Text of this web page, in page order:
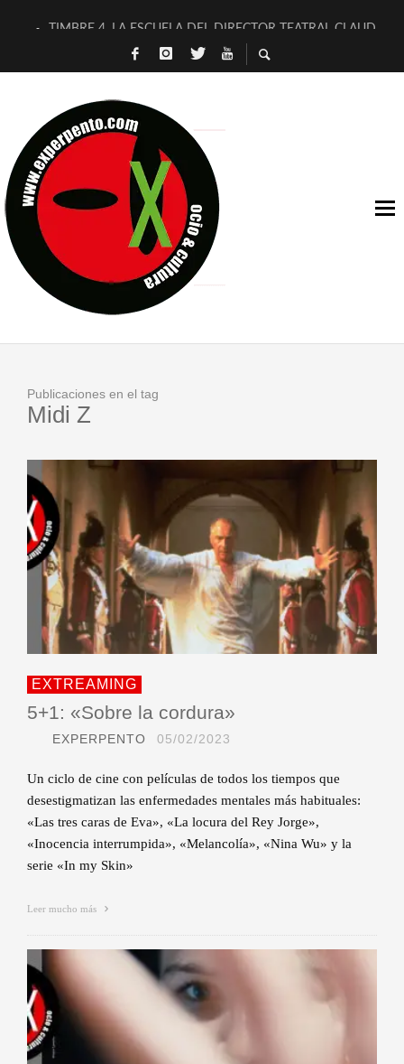
TIMBRE 4, LA ESCUELA DEL DIRECTOR TEATRAL CLAUDIO
30 AÑOS (NO ES NADA) DE LA KATARSIS DEL TOMATAZO
D’BALDOMEROS REINVENTAN [BITÁCORA 3.0] EN EXVITA
MARSHALL FLASH PRESENTA EN EXVITA [RELATIVA
JOFRE BARDAGÍ EN EXVITA INTERPRETANDO A SERRAT
YORCH PRESENTA [CURSO DE ARMONÍA PERSECUTORIA]
MAGALÍ SARE NOS EXPLICA [DESCASADA]
«NO TENGO PUTOS SUEÑOS»
Publicaciones en el tag
Midi Z
EXTREAMING
5+1: «Sobre la cordura»
EXPERPENTO 05/02/2023
Un ciclo de cine con películas de todos los tiempos que
desestigmatizan las enfermedades mentales más habituales:
«Las tres caras de Eva», «La locura del Rey Jorge»,
«Inocencia interrumpida», «Melancolía», «Nina Wu» y la
serie «In my Skin»
Leer mucho más